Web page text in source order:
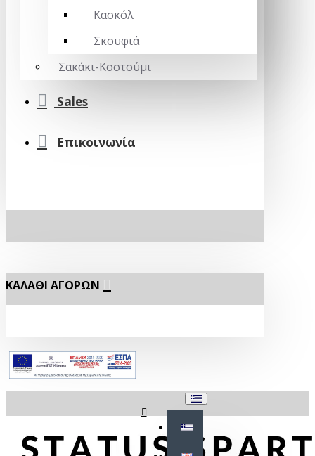
Κασκόλ
Σκουφιά
Σακάκι-Κοστούμι
Sales
Επικοινωνία
ΚΑΛΆΘΙ ΑΓΟΡΏΝ
Σύνδεση